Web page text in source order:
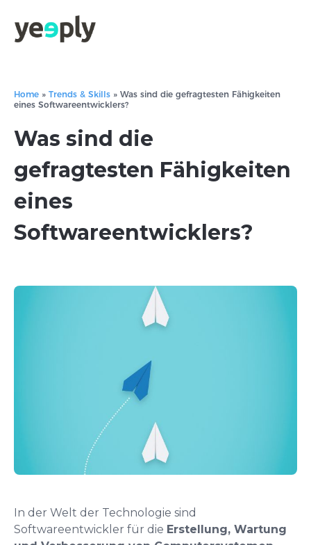
Home » Trends & Skills » Was sind die gefragtesten Fähigkeiten
eines Softwareentwicklers?
Was sind die
gefragtesten Fähigkeiten
eines
Softwareentwicklers?
In der Welt der Technologie sind
Softwareentwickler für die Erstellung, Wartung